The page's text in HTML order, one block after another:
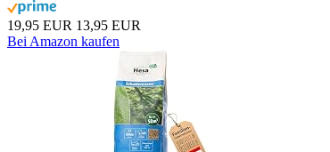
19,95 EUR 13,95 EUR
Bei Amazon kaufen